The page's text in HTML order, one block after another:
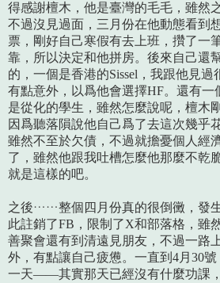
得感謝檀木，他是臺灣的毛毛，雖然
不過沒見過面，三月份在他動態看到
票，剛好自己寒假有去上班，攢了一
靠，所以決定和他拼房。後來自己還
的，一個是香港的Sissel，我跟他見
有點意外，以爲他會選擇HF。還有一
是從化的學生，雖然怎麼說呢，檀木
因爲聽落隕說他自己爲了去這次幾
雖然不至於欠債，不過就擔憂個人經
了，雖然他跟我吐槽怎麼他那麼不乾
就是這樣的吧。
之後……整個四月份真的很倒黴，發
此註銷了FB，限制了X和部落格，雖
善聚會還有到清遠見朋友，不過一路
外，有點讓自己疲憊。一直到4月30
一天——其實那天已經沒有什麼功課